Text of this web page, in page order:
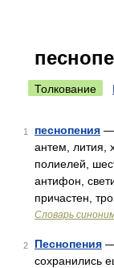
Толкование
1 песнопения —
антем, лития,
полиелей,
антифон,
причастен,
Словарь
2 Песнопения —
сохранились